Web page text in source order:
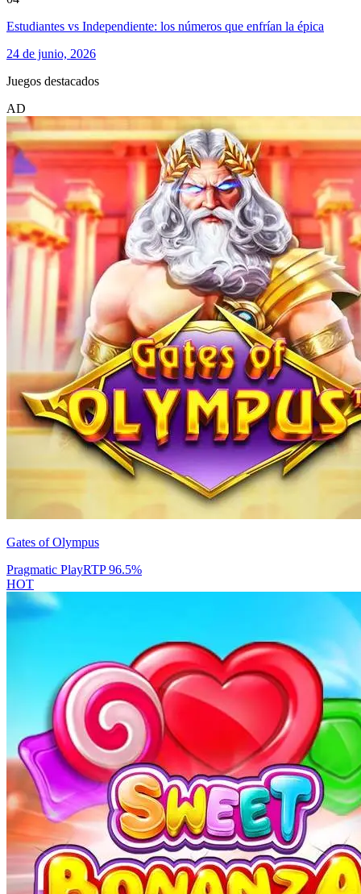
Estudiantes vs Independiente: los números que enfrían la épica
24 de junio, 2026
Juegos destacados
AD
Gates of Olympus
Pragmatic PlayRTP96.5%
HOT